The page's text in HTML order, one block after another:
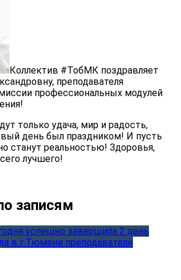
Коллектив #ТобМК поздравляет
, преподавателя
профессиональных модулей
!
только удача, мир и радость,
день был праздником! И пусть
станут реальностью! Здоровья,
лучшего!
записям
успешно завершила 2 день
в г.Тюмени преподаватели